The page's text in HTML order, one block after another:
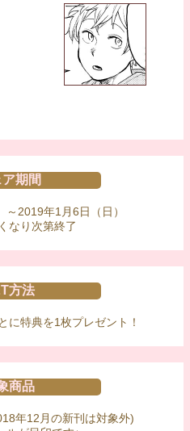
期間
2019年1月6日（日）
なり次第終了
方法
に特典を1枚プレゼント！
商品
年12月の新刊は対象外)